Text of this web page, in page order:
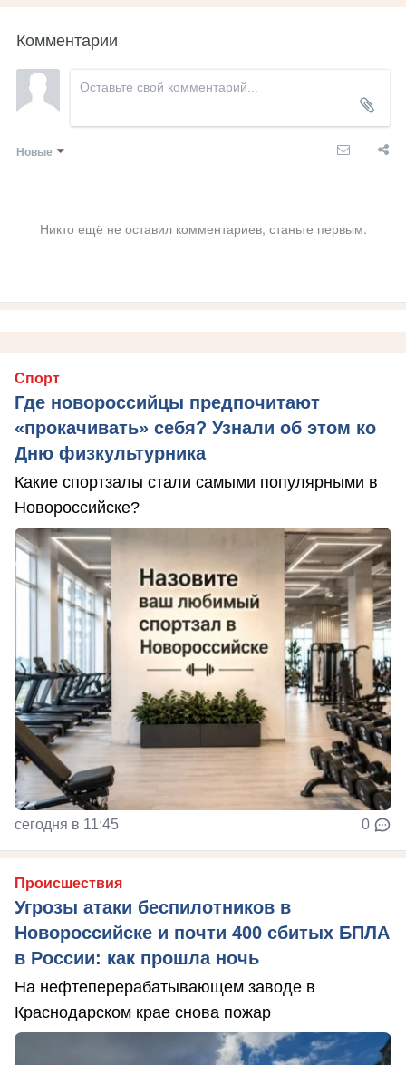
Комментарии
Новые
Никто ещё не оставил комментариев, станьте первым.
Спорт
Где новороссийцы предпочитают
«прокачивать» себя? Узнали об этом ко
Дню физкультурника
Какие спортзалы стали самыми популярными в
Новороссийске?
сегодня в 11:45 0
Происшествия
Угрозы атаки беспилотников в
Новороссийске и почти 400 сбитых БПЛА
в России: как прошла ночь
На нефтеперерабатывающем заводе в
Краснодарском крае снова пожар